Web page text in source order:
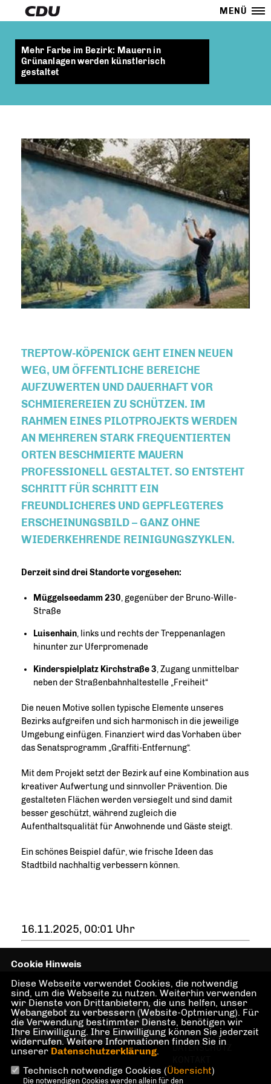
MENÜ
Mehr Farbe im Bezirk: Mauern in
Grünanlagen werden künstlerisch
gestaltet
TREPTOW-KÖPENICK GEHT EINEN NEUEN
WEG, UM ÖFFENTLICHE BEREICHE
AUFZUWERTEN UND DAUERHAFT VOR
SCHMIEREREIEN ZU SCHÜTZEN. IM
RAHMEN EINES PILOTPROJEKTS WERDEN
AN MEHREREN STARK FREQUENTIERTEN
ORTEN BESCHMIERTE MAUERN
PROFESSIONELL GESTALTET. SO ENTSTEHT
SCHRITT FÜR SCHRITT EIN
FREUNDLICHERES UND GEPFLEGTERES
ERSCHEINUNGSBILD – GANZ OHNE
WIEDERKEHRENDE REINIGUNGSZYKLEN.
Derzeit sind drei Standorte vorgesehen:
Müggelseedamm 230, gegenüber der Bruno-Wille-
Straße
Luisenhain, links und rechts der Treppenanlagen
hinunter zur Uferpromenade
Kinderspielplatz Kirchstraße 3, Zugang unmittelbar
neben der Straßenbahnhaltestelle „Freiheit“
Die neuen Motive sollen typische Elemente unseres
Bezirks aufgreifen und sich harmonisch in die jeweilige
Umgebung einfügen. Finanziert wird das Vorhaben über
das Senatsprogramm „Graffiti-Entfernung“.
Mit dem Projekt setzt der Bezirk auf eine Kombination aus
kreativer Aufwertung und sinnvoller Prävention. Die
gestalteten Flächen werden versiegelt und sind damit
besser geschützt, während zugleich die
Aufenthaltsqualität für Anwohnende und Gäste steigt.
Ein schönes Beispiel dafür, wie frische Ideen das
Stadtbild nachhaltig verbessern können.
16.11.2025, 00:01 Uhr
IMPRESSUM
DATENSCHUTZ
Cookie Hinweis
Diese Webseite verwendet Cookies, die notwendig
sind, um die Webseite zu nutzen. Weiterhin verwenden
wir Dienste von Drittanbietern, die uns helfen, unser
Webangebot zu verbessern (Website-Optmierung). Für
die Verwendung bestimmter Dienste, benötigen wir
Ihre Einwilligung. Ihre Einwilligung können Sie jederzeit
widerrufen. Weitere Informationen finden Sie in
unserer Datenschutzerklärung.
Technisch notwendige Cookies (Übersicht)
Die notwendigen Cookies werden allein für den